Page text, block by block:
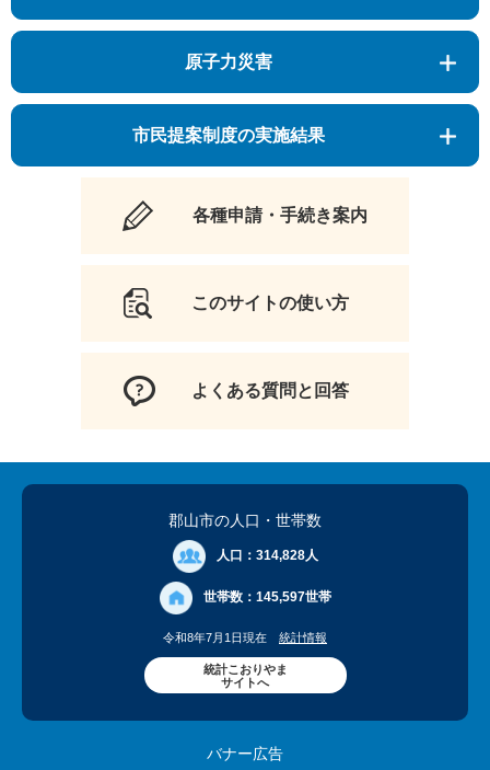
原子力災害
市民提案制度の実施結果
各種申請・手続き案内
このサイトの使い方
よくある質問と回答
郡山市の人口 ・世帯数
人口： 314,828人
世帯数： 145,597世帯
令和8年7月1日現在 統計情報
統計こおりやま
サイトへ
バナー広告